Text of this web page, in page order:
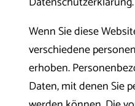
Wenn Sie diese
verschiedene
erhoben.
Daten, mit denen Sie